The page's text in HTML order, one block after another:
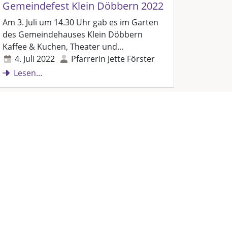
Gemeindefest Klein Döbbern 2022
Am 3. Juli um 14.30 Uhr gab es im Garten
des Gemeindehauses Klein Döbbern
Kaffee & Kuchen, Theater und…
4. Juli 2022
Pfarrerin Jette Förster
Lesen...